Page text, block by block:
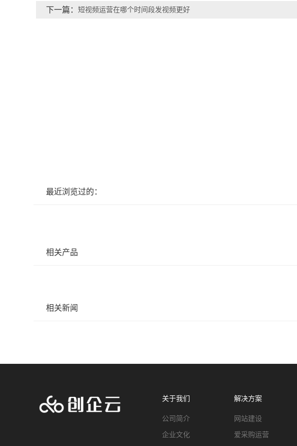
下一篇： 短视频运营在哪个时间段发视频更好
最近浏览过的：
相关产品
相关新闻
关于我们
公司简介
企业文化
解决方案
网站建设
爱采购运营